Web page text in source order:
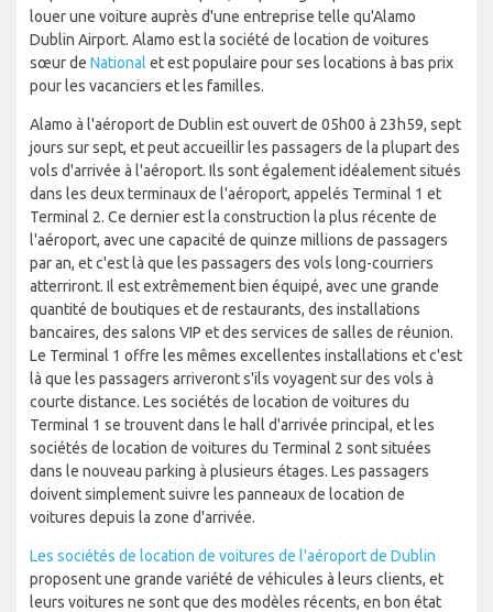
louer une voiture auprès d'une entreprise telle qu'Alamo
Dublin Airport. Alamo est la société de location de voitures
sœur de National et est populaire pour ses locations à bas prix
pour les vacanciers et les familles.
Alamo à l'aéroport de Dublin est ouvert de 05h00 à 23h59, sept
jours sur sept, et peut accueillir les passagers de la plupart des
vols d'arrivée à l'aéroport. Ils sont également idéalement situés
dans les deux terminaux de l'aéroport, appelés Terminal 1 et
Terminal 2. Ce dernier est la construction la plus récente de
l'aéroport, avec une capacité de quinze millions de passagers
par an, et c'est là que les passagers des vols long-courriers
atterriront. Il est extrêmement bien équipé, avec une grande
quantité de boutiques et de restaurants, des installations
bancaires, des salons VIP et des services de salles de réunion.
Le Terminal 1 offre les mêmes excellentes installations et c'est
là que les passagers arriveront s'ils voyagent sur des vols à
courte distance. Les sociétés de location de voitures du
Terminal 1 se trouvent dans le hall d'arrivée principal, et les
sociétés de location de voitures du Terminal 2 sont situées
dans le nouveau parking à plusieurs étages. Les passagers
doivent simplement suivre les panneaux de location de
voitures depuis la zone d'arrivée.
Les sociétés de location de voitures de l'aéroport de Dublin
proposent une grande variété de véhicules à leurs clients, et
leurs voitures ne sont que des modèles récents, en bon état